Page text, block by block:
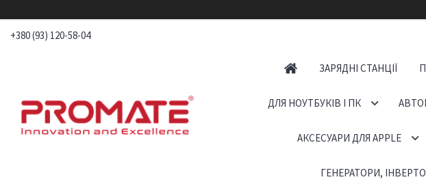
+380 (93) 120-58-04
ЗАРЯДНІ СТАНЦІЇ
ДЛЯ НОУТБУКІВ І ПК
АКСЕСУАРИ ДЛЯ APPLE
ГЕНЕРАТОРИ,